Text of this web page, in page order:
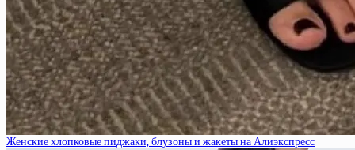
Женские хлопковые пиджаки, блузоны и жакеты на Алиэкспресс